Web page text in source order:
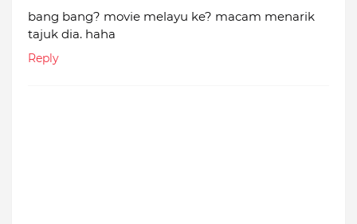
bang bang? movie melayu ke? macam menarik
tajuk dia. haha
Reply